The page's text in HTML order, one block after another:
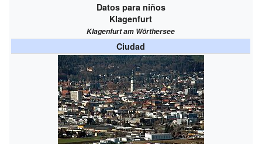
Datos para niños
Klagenfurt
Klagenfurt am Wörthersee
Ciudad